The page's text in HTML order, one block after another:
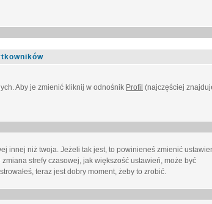
Aby je zmienić kliknij w odnośnik Profil (najczęściej
innej niż twoja. Jeżeli tak jest, to powinieneś zmienić
strefy czasowej, jak większość ustawień, może być
teraz jest dobry moment, żeby to zrobić.